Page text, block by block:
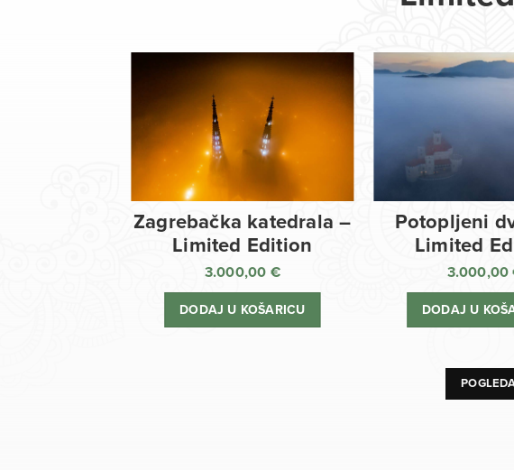
Zagrebačka katedrala –
Limited Edition
3.000,00 €
DODAJ U KOŠARICU
Potopljeni
Limited
3.000,00
DODAJ U